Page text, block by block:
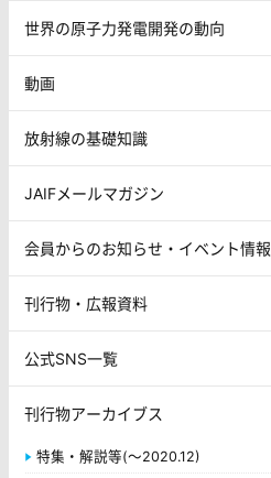
世界の原子力発電開発の動向
動画
放射線の基礎知識
JAIFメールマガジン
会員からのお知らせ・イベント情報
刊行物・広報資料
公式SNS一覧
刊行物アーカイブス
特集・解説等(～2020.12)